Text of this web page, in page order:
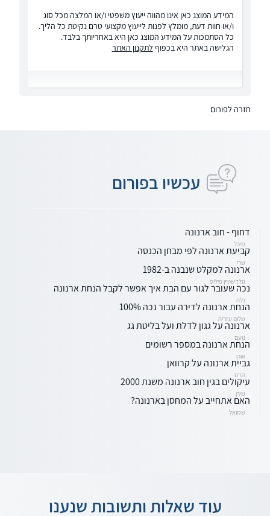
המידע המוצג כאן אינו מהווה ייעוץ משפטי ו/או המלצה מכל סוג
ו/או חוות דעת, מומלץ לפנות לייעוץ מקצועי טרם נקיטת כל הליך.
כל הסתמכות על המידע המוצג כאן היא באחריותך בלבד.
הגלישה באתר היא בכפוף לתקנון האתר
חזרה לפורום
עכשיו בפורום
דחוף - חוב ארנונה
מיכל
קביעת ארנונה לפי מבחן הכנסה
שרי
ארנונה למקלט שנבנה ב-1982
גולדשטיין פיליפ
נכה שעובר לגור עם הבת איך אפשר לקבל הנחת ארנונה
נלה
הנחת ארנונה לדירה עבור נכה 100%
שלום עזריה
ארנונה על גגון לדלת ועל בליטת גג
נועם
הנחת ארנונה במספר רשומים
אורן
גביית ארנונה על קרוואן
הדס
עיקולים בגין חוב ארנונה משנת 2000
שירן
האם אתחייב על המחסן בארנונה?
שמואל
עוד שאלות ותשובות שנענו